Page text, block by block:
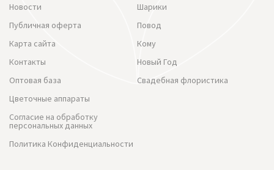
Новости
Публичная оферта
Карта сайта
Контакты
Оптовая база
Цветочные аппараты
Согласие на обработку
персональных данных
Политика Конфиденциальности
Шарики
Повод
Кому
Новый Год
Свадебная флористика